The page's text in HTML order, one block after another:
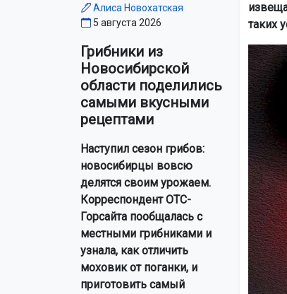
Алиса Новохатская
5 августа 2026
Грибники из
Новосибирской
области поделились
самыми вкусными
рецептами
Наступил сезон грибов:
новосибирцы вовсю
делятся своим урожаем.
Корреспондент ОТС-
Горсайта пообщалась с
местными грибниками и
узнала, как отличить
моховик от поганки, и
приготовить самый
таких